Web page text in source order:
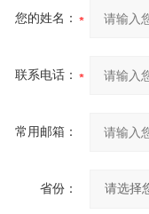
您的姓名：
联系电话：
常用邮箱：
省份：